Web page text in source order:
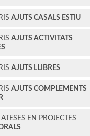
AJUTS CASALS ESTIU
AJUTS ACTIVITATS
AJUTS LLIBRES
AJUTS COMPLEMENTS
EN PROJECTES